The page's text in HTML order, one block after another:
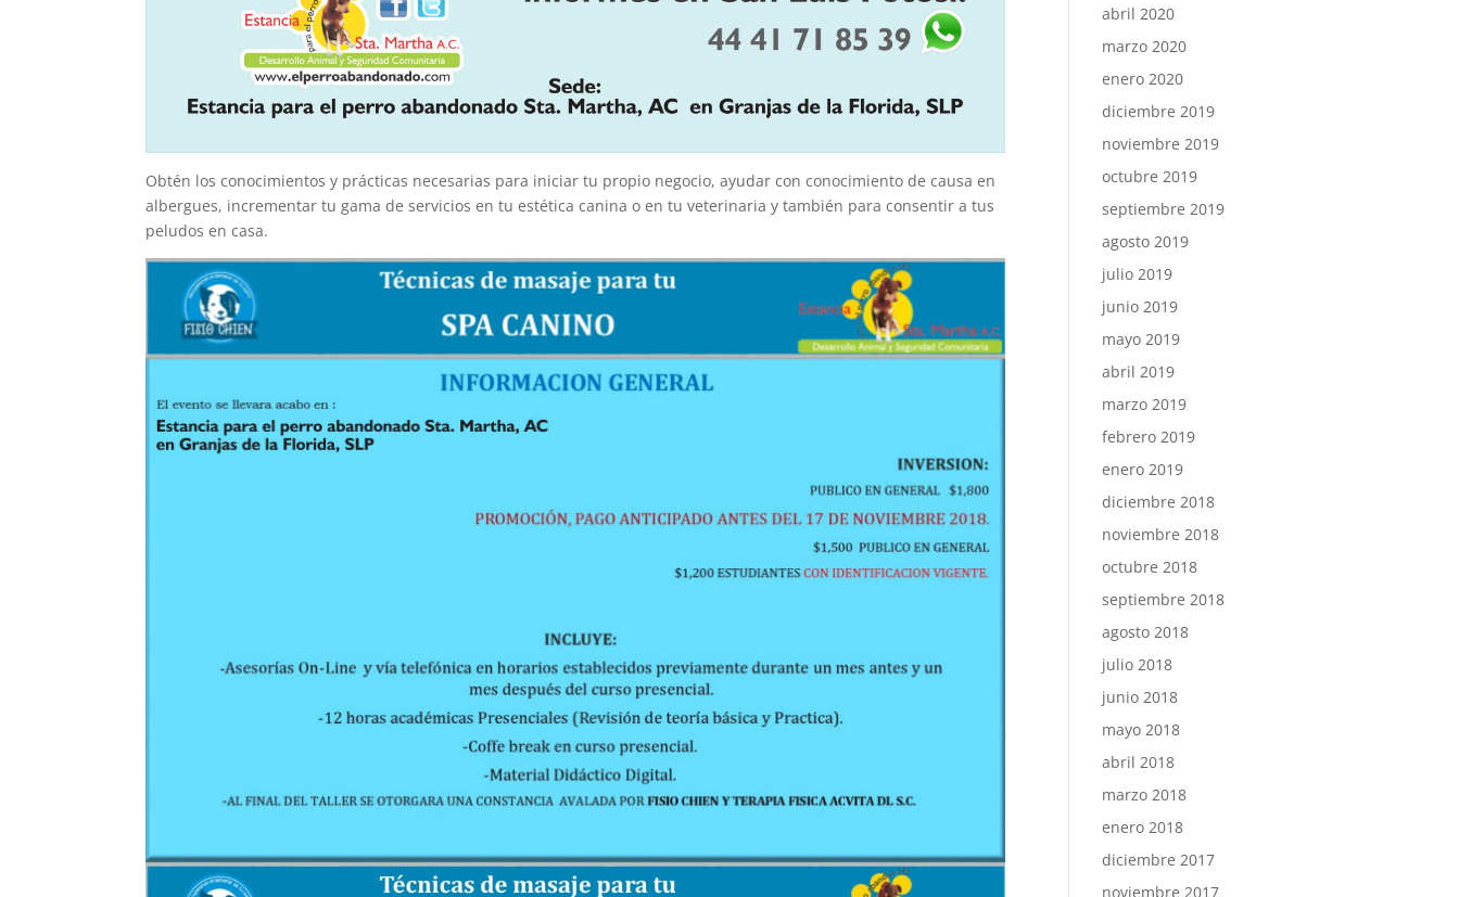
Obtén los conocimientos y prácticas necesarias para iniciar tu propio negocio, ayudar con conocimiento de causa en
albergues, incrementar tu gama de servicios en tu estética canina o en tu veterinaria y también para consentir a tus
peludos en casa.
abril 2020
marzo 2020
enero 2020
diciembre 2019
noviembre 2019
octubre 2019
septiembre 2019
agosto 2019
julio 2019
junio 2019
mayo 2019
abril 2019
marzo 2019
febrero 2019
enero 2019
diciembre 2018
noviembre 2018
octubre 2018
septiembre 2018
agosto 2018
julio 2018
junio 2018
mayo 2018
abril 2018
marzo 2018
enero 2018
diciembre 2017
noviembre 2017